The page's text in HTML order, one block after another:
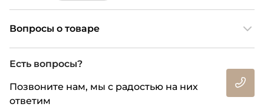
Вопросы о товаре
Есть вопросы?
Позвоните нам, мы с радостью на них
ответим